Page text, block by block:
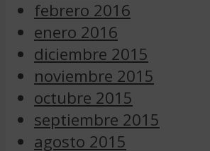
febrero 2016
enero 2016
diciembre 2015
noviembre 2015
octubre 2015
septiembre 2015
agosto 2015